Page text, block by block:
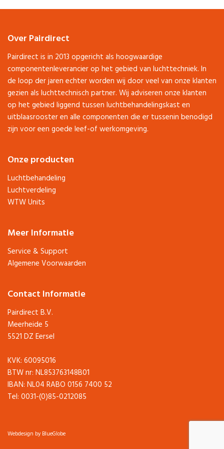
Over Pairdirect
Pairdirect is in 2013 opgericht als hoogwaardige
componentenleverancier op het gebied van luchttechniek. In
de loop der jaren echter worden wij door veel van onze klanten
gezien als luchttechnisch partner. Wij adviseren onze klanten
op het gebied liggend tussen luchtbehandelingskast en
uitblaasrooster en alle componenten die er tussenin benodigd
zijn voor een goede leef-of werkomgeving.
Onze producten
Luchtbehandeling
Luchtverdeling
WTW Units
Meer Informatie
Service & Support
Algemene Voorwaarden
Contact Informatie
Pairdirect B.V.
Meerheide 5
5521 DZ Eersel
KVK: 60095016
BTW nr: NL853763148B01
IBAN: NL04 RABO 0156 7400 52
Tel: 0031-(0)85-0212085
Webdesign by BlueGlobe